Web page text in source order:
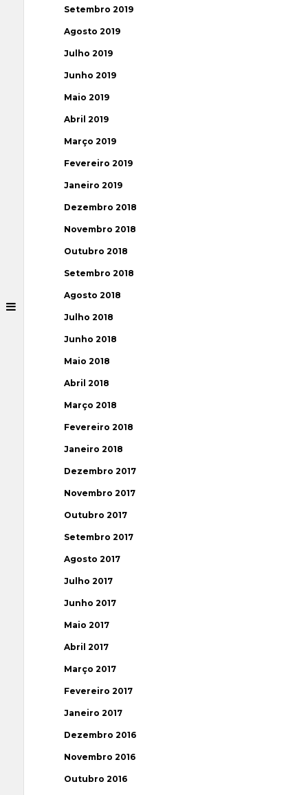
Setembro 2019
Agosto 2019
Julho 2019
Junho 2019
Maio 2019
Abril 2019
Março 2019
Fevereiro 2019
Janeiro 2019
Dezembro 2018
Novembro 2018
Outubro 2018
Setembro 2018
Agosto 2018
Julho 2018
Junho 2018
Maio 2018
Abril 2018
Março 2018
Fevereiro 2018
Janeiro 2018
Dezembro 2017
Novembro 2017
Outubro 2017
Setembro 2017
Agosto 2017
Julho 2017
Junho 2017
Maio 2017
Abril 2017
Março 2017
Fevereiro 2017
Janeiro 2017
Dezembro 2016
Novembro 2016
Outubro 2016